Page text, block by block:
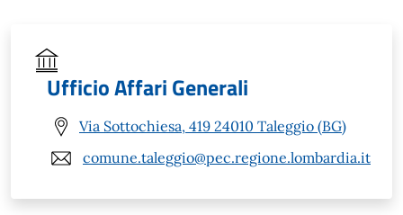
Ufficio Affari Generali
Via Sottochiesa, 419 24010 Taleggio (BG)
comune.taleggio@pec.regione.lombardia.it